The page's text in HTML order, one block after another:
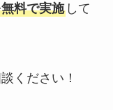
料で実施して
ください！